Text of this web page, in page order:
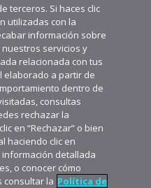
terceros. Si haces clic
utilizadas con la
información sobre
servicios y
relacionada con tus
elaborado a partir de
dentro de
consultas
rechazar la
en “Rechazar” o bien
haciendo clic en
detallada
o conocer cómo
consultar la Política de